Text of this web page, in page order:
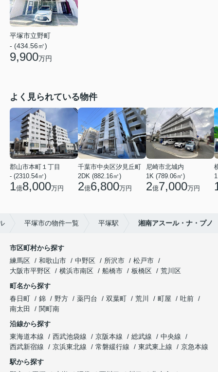
平塚市立野町
- (434.56㎡)
9,900万円
よく見られている物件
郡山市本町１丁目
- (2310.54㎡)
1億8,000万円
千葉市中央区汐見丘町
2DK (882.16㎡)
2億6,800万円
尼崎市北城内
1K (789.06㎡)
2億7,000万円
平塚市の物件一覧 平塚駅 湘南アスール・ナ・プノ
市区町村から探す
練馬区
和歌山市 中野区 所沢市
松戸市
大阪市平野区
横浜市南区 船橋市 板橋区
荒川区
町名から探す
春日町
錦 野方 薬円台 双葉町 荒川 町屋
吐前
南太田
関町南
沿線から探す
東海道本線
西武池袋線 京阪本線 総武線
中央線
西武新宿線
京浜東北線 常磐緩行線 東武東上線
京急本線
駅から探す